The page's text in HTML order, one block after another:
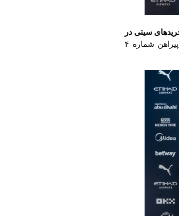
سیتی در
ریندرز درحالی‌که لبخند رضایت به ‏لب داشت با پیراهن شماره ۴